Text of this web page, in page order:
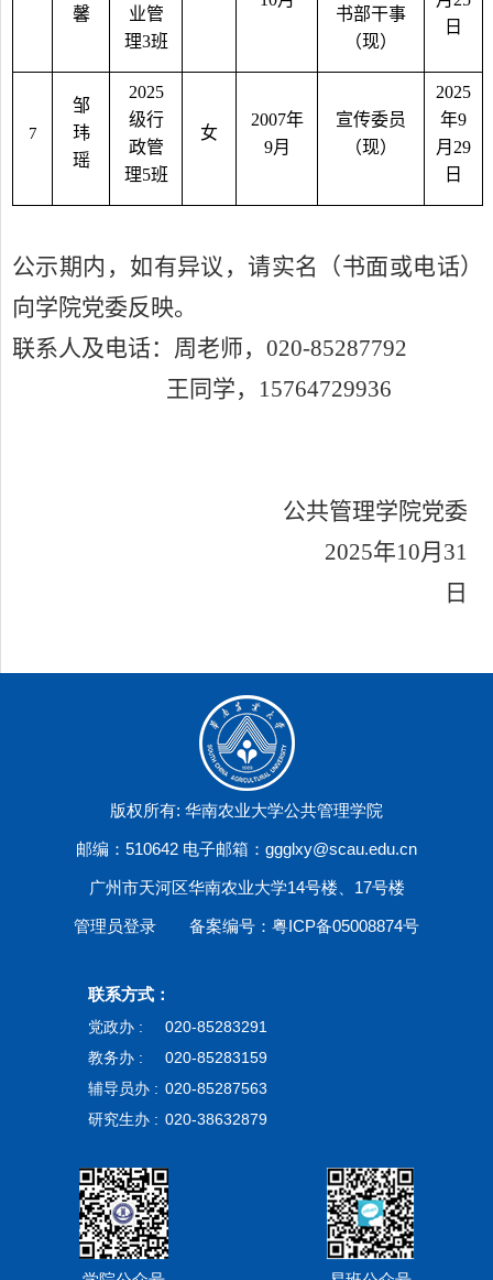
馨
业管
理3班
书部干事
（现）
日
7
邹
玮
瑶
2025
级行
政管
理5班
女
2007年
9月
宣传委员
（现）
2025
年9
月 29
日
公示期内，如有异议，请实名（书面或电话）
向学院党委反映。
联系人及电话：周老师， 020-85287792
王 同学， 15764729936
公共管理学院党委
2025年10月 31
日
版权所有: 华南农业大学公共管理学院
邮编：510642 电子邮箱：ggglxy@scau.edu.cn
广州市天河区华南农业大学14号楼、17号楼
管理员登录 备案编号：粤ICP备05008874号
联系方式：
党政办 :
020-85283291
教务办 :
020-85283159
辅导员办 : 020-85287563
研究生办 : 020-38632879